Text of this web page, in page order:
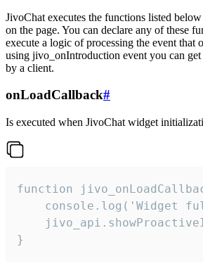
JivoChat executes the functions listed
on the page. You can declare any of these
execute a logic of processing the event that
using jivo_onIntroduction event you can get
by a client.
onLoadCallback#
Is executed when JivoChat widget
function
console.log('Widget
}